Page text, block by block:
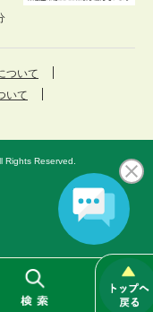
ついて
いて
Rights Reserved.